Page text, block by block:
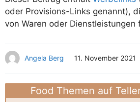
oder Provisions-Links genannt),
von Waren oder Dienstleistungen
Angela Berg 11. November 2021
Food Themen auf